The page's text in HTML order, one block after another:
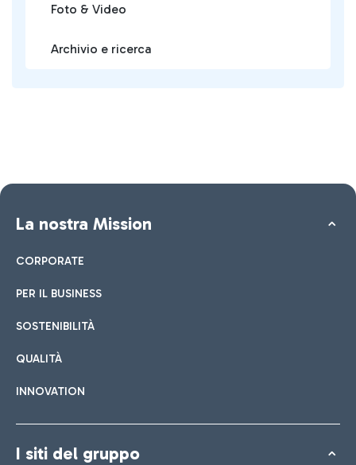
Foto & Video
Archivio e ricerca
La nostra Mission
CORPORATE
PER IL BUSINESS
SOSTENIBILITÀ
QUALITÀ
INNOVATION
I siti del gruppo